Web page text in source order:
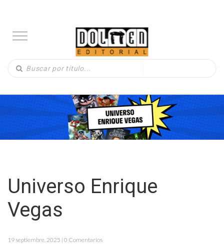
Universo Enrique
Vegas
19 septiembre, 2025 | 0 Comentarios